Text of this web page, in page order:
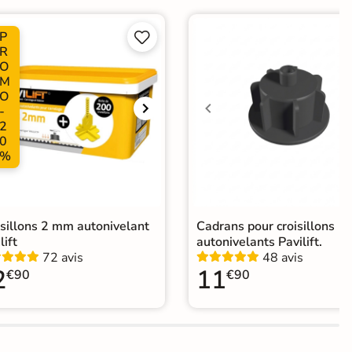
Ancien carrelage
Piscine
P
R
O
M
O
-
2
0
%


2 mm autonivelant
72 avis
€90
Cadrans pour croisillons
autonivelants Pavilift.
48 avis
11€90